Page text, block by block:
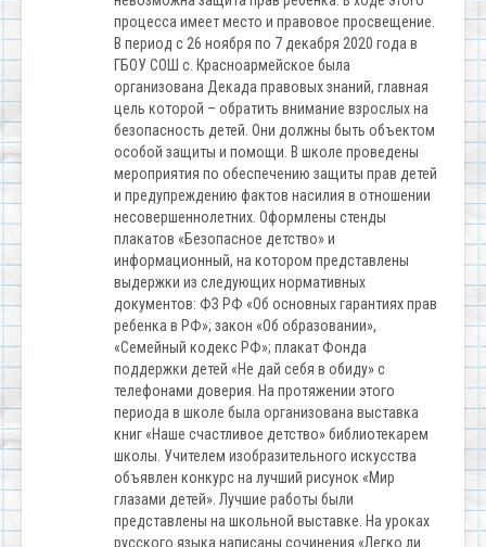
процесса имеет место и правовое просвещение.
В период с 26 ноября по 7 декабря 2020 года в
ГБОУ СОШ с. Красноармейское была
организована Декада правовых знаний, главная
цель которой – обратить внимание взрослых на
безопасность детей. Они должны быть объектом
особой защиты и помощи. В школе проведены
мероприятия по обеспечению защиты прав детей
и предупреждению фактов насилия в отношении
несовершеннолетних. Оформлены стенды
плакатов «Безопасное детство» и
информационный, на котором представлены
выдержки из следующих нормативных
документов: ФЗ РФ «Об основных гарантиях прав
ребенка в РФ»; закон «Об образовании»,
«Семейный кодекс РФ»; плакат Фонда
поддержки детей «Не дай себя в обиду» с
телефонами доверия. На протяжении этого
периода в школе была организована выставка
книг «Наше счастливое детство» библиотекарем
школы. Учителем изобразительного искусства
объявлен конкурс на лучший рисунок «Мир
глазами детей». Лучшие работы были
представлены на школьной выставке. На уроках
русского языка написаны сочинения «Легко ли